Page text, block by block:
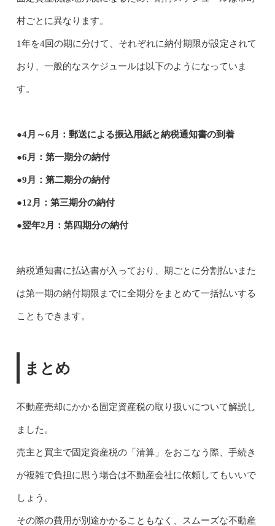
村ごとに異なります。
1年を4回の期に分けて、それぞれに納付期限が設定されて
おり、一般的なスケジュールは以下のようになっていま
す。
●4月～6月：郵送による振込用紙と納税通知書の到着
●6月：第一期分の納付
●9月：第二期分の納付
●12月：第三期分の納付
●翌年2月：第四期分の納付
納税通知書に払込書が入っており、期ごとに分割払いまた
は第一期の納付期限までに全期分をまとめて一括払いする
こともできます。
まとめ
不動産売却にかかる固定資産税の取り扱いについて解説し
ました。
売主と買主で固定資産税の「清算」をおこなう際、手続き
が複雑で負担に思う場合は不動産会社に依頼してもいいで
しょう。
その際の費用が別途かかることもなく、スムーズな不動産